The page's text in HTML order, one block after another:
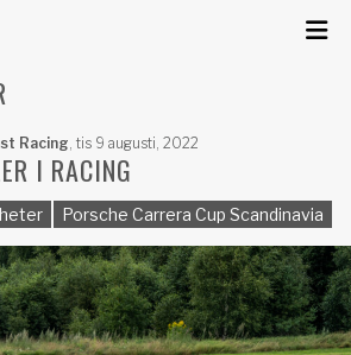
Racing, tis 9 augusti, 2022
I RACING
Porsche Carrera Cup Scandinavia